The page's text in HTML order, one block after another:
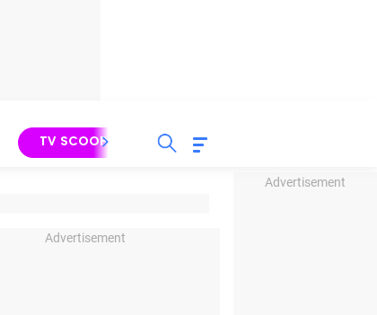
Advertisement
TV SCOOP LIRIK
Advertisement